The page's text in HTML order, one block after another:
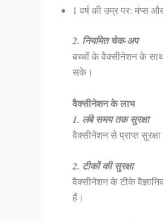
1 वर्ष की उम्र पर: मंप्स
2. नियमित चेक-अप
बच्चों के वैक्सीनेशन के
सके।
वैक्सीनेशन के लाभ
1. लंबे समय तक सुरक्षा
वैक्सीनेशन से प्राप्त
2. टीकों की सुरक्षा
वैक्सीनेशन के टीके
हैं।